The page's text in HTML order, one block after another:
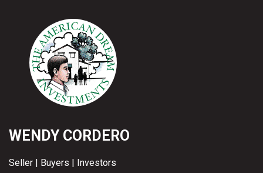
WENDY CORDERO
Seller | Buyers | Investors